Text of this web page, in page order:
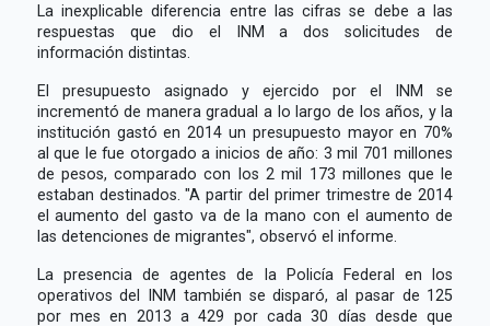
La inexplicable diferencia entre las cifras se debe a las
respuestas que dio el INM a dos solicitudes de
información distintas.
El presupuesto asignado y ejercido por el INM se
incrementó de manera gradual a lo largo de los años, y la
institución gastó en 2014 un presupuesto mayor en 70%
al que le fue otorgado a inicios de año: 3 mil 701 millones
de pesos, comparado con los 2 mil 173 millones que le
estaban destinados. "A partir del primer trimestre de 2014
el aumento del gasto va de la mano con el aumento de
las detenciones de migrantes", observó el informe.
La presencia de agentes de la Policía Federal en los
operativos del INM también se disparó, al pasar de 125
por mes en 2013 a 429 por cada 30 días desde que